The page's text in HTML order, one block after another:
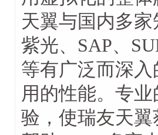
天翼与国内多
紫光、SAP、
等有广泛而深
用的性能。专
验，使瑞友天